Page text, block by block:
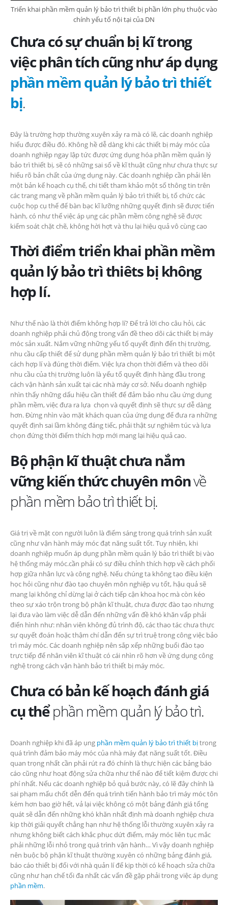
Triển khai phần mềm quản lý bảo trì thiết bị phần lớn phụ thuộc vào
chính yếu tố nội tại của DN
Chưa có sự chuẩn bị kĩ trong
việc phân tích cũng như áp dụng
phần mềm quản lý bảo trì thiết
bị.
Đây là trường hợp thường xuyên xảy ra mà có lẽ, các doanh nghiệp
hiểu được điều đó. Không hề dễ dàng khi các thiết bị máy móc của
doanh nghiệp ngay lập tức được ứng dụng hóa phần mềm quản lý
bảo trì thiết bị, sẽ có những sai số về kĩ thuật cũng như chưa thực sự
hiểu rõ bản chất của ứng dụng này. Các doanh nghiệp cần phải lên
một bản kế hoạch cụ thể, chi tiết tham khảo một số thông tin trên
các trang mạng về phần mềm quản lý bảo trì thiết bị, tổ chức các
cuộc họp cụ thể để bàn bạc kĩ lưỡng những quyết định sẽ được tiến
hành, có như thế việc áp ụng các phần mềm công nghệ sẽ được
kiểm soát chặt chẽ, không hời hợt và thu lại hiệu quả vô cùng cao
Thời điểm triển khai phần mềm
quản lý bảo trì thiêts bị không
hợp lí.
Như thể nào là thời điểm không hợp lí? Để trả lời cho câu hỏi, các
doanh nghiệp phải chủ động trong vấn đề theo dõi các thiết bị máy
móc sản xuất. Nắm vững những yếu tố quyết định đến thị trường,
nhu cầu cấp thiết để sử dụng phần mềm quản lý bảo trì thiết bị một
cách hợp lí và đúng thời điểm. Việc lựa chọn thời điểm và theo dõi
nhu cầu của thị trường luôn là yếu tố quyết định hàng đầu trong
cách vận hành sản xuất tại các nhà máy cơ sở. Nếu doanh nghiệp
nhìn thấy những dấu hiệu cần thiết để đảm bảo nhu cầu ứng dụng
phần mềm, việc đưa ra lựa chọn và quyết định sẽ thực sự dễ dàng
hơn. Đừng nhìn vào mặt khách quan của ứng dụng để đưa ra những
quyết định sai lầm không đáng tiếc, phải thật sự nghiêm túc và lựa
chọn đứng thời điểm thích hợp mới mang lại hiệu quả cao.
Bộ phận kĩ thuật chưa nắm
vững kiến thức chuyên mônvề
phần mềm bảo trì thiết bị.
Giá trị về mặt con người luôn là điểm sáng trong quá trình sản xuất
cũng như vận hành máy móc đạt năng suất tốt. Tuy nhiên, khi
doanh nghiệp muốn áp dụng phần mềm quản lý bảo trì thiết bị vào
hệ thống máy móc.cần phải có sự điều chỉnh thích hợp về cách phối
hợp giữa nhân lực và công nghệ. Nếu chúng ta không tạo điều kiện
học hỏi cũng như đào tạo chuyên môn nghiệp vụ tốt, hậu quả sẽ
mang lại không chỉ dừng lại ở cách tiếp cận khoa học mà còn kéo
theo sự xáo trộn trong bộ phận kĩ thuật, chưa được đào tạo nhưng
lại đưa vào làm việc dễ dẫn đến những vấn đề khó khăn vấp phải
điển hình như: nhân viên không đủ trình độ, các thao tác chưa thực
sự quyết đoán hoặc thậm chí dẫn đến sự trì truệ trong công việc bảo
trì máy móc. Các doanh nghiệp nên sắp xếp những buổi đào tạo
trực tiếp để nhân viên kĩ thuật có cái nhìn rõ hơn về ứng dụng công
nghệ trong cách vận hành bảo trì thiết bị máy móc.
Chưa có bản kế hoạch đánh giá
cụ thểphần mềm quản lý bảo trì.
Doanh nghiệp khi đã áp ụng phần mềm quản lý bảo trì thiết bịtrong
quá trình đảm bảo máy móc của nhà máy đạt năng suất tốt. Điều
quan trọng nhất cần phải rút ra đó chính là thực hiện các bảng báo
cáo cũng như hoạt động sửa chữa như thế nào để tiết kiệm được chi
phí nhất. Nếu các doanh nghiệp bỏ quả bước này, có lẽ đây chính là
sai phạm mấu chốt dễn đến quá trình tiến hành bảo trì máy móc tôn
kém hơn bao giờ hết, vả lại việc không có một bảng đánh giá tổng
quát sẽ dẫn đến những khó khăn nhất định mà doanh nghiệp chưa
kịp thời giải quyết chẳng hạn như hệ thống lỗi thường xuyên xảy ra
nhưng không biết cách khắc phục dứt điểm, máy móc liên tục mắc
phải những lỗi nhỏ trong quá trình vận hành… Vì vậy doanh nghiệp
nên buộc bộ phận kĩ thuật thường xuyên có những bảng đánh giá,
báo cáo thiết bị đối với nhà quản lí để kịp thời có kế hoạch sửa chữa
cũng như hạn chế tối đa nhất các vấn đề gặp phải trong việc áp dụng
phần mềm.